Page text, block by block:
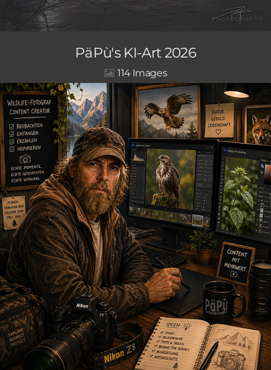
PäPù's KI-Art 2026
114